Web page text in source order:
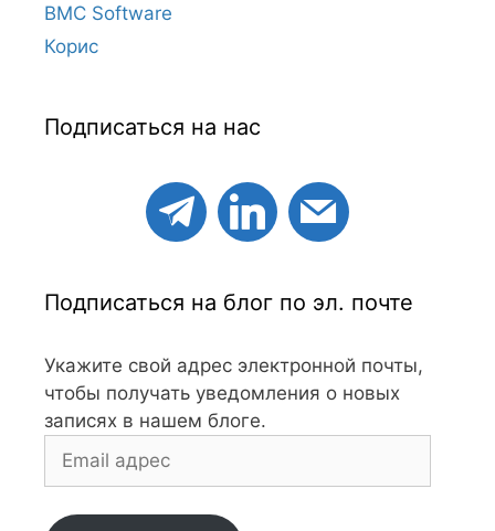
BMC Software
Корис
Подписаться на нас
Подписаться на блог по эл. почте
Укажите свой адрес электронной почты,
чтобы получать уведомления о новых
записях в нашем блоге.
адрес